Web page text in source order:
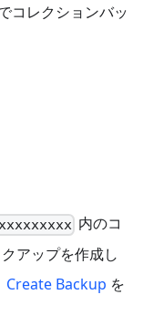
コレクションバッ
内のコ
アップを作成し
Create Backup を